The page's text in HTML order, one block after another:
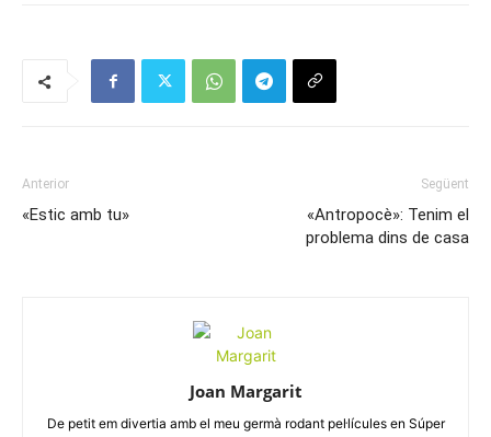
Anterior
«Estic amb tu»
Següent
«Antropocè»: Tenim el
problema dins de casa
Joan Margarit
De petit em divertia amb el meu germà rodant pel·lícules en Súper